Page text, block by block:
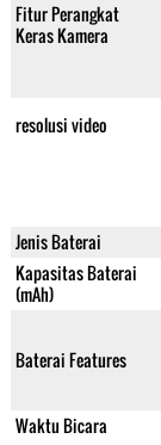
Fitur Perangkat
Keras Kamera
resolusi video
Jenis Baterai
Kapasitas Baterai
(mAh)
Baterai Features
Waktu Bicara